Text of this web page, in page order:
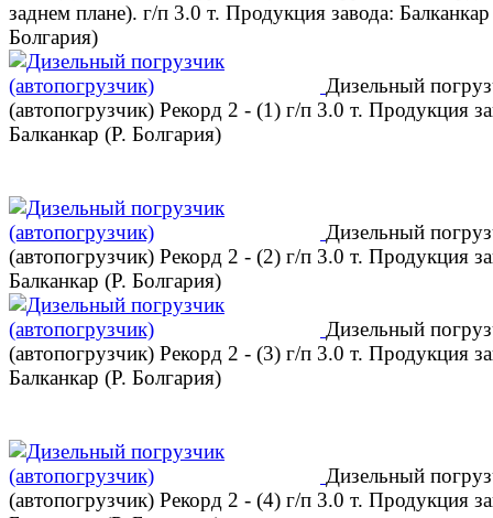
заднем плане). г/п 3.0 т. Продукция завода:
Болгария)
Дизельный
(автопогрузчик) Рекорд 2 - (1) г/п 3.0 т. Продукция
Балканкар (Р. Болгария)
Дизельный
(автопогрузчик) Рекорд 2 - (2) г/п 3.0 т. Продукция
Балканкар (Р. Болгария)
Дизельный
(автопогрузчик) Рекорд 2 - (3) г/п 3.0 т. Продукция
Балканкар (Р. Болгария)
Дизельный
(автопогрузчик) Рекорд 2 - (4) г/п 3.0 т. Продукция